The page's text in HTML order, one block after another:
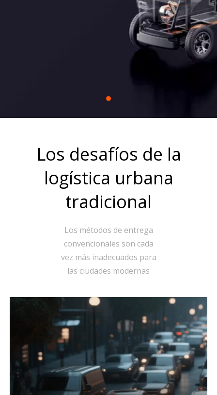
híbrido en serie sin cadena y un diseño modular.
Nuestras soluciones comerciales permiten una
integración flexible y perfecta entre diversas
Los desafíos de la
logística urbana
tradicional
Los métodos de entrega
convencionales son cada
vez más inadecuados para
las ciudades modernas